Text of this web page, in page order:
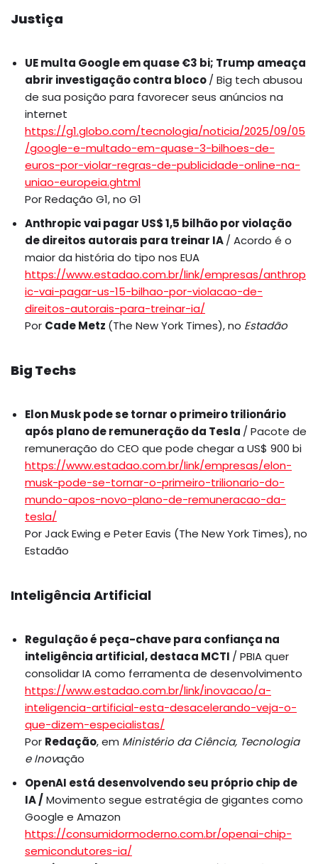
Justiça
UE multa Google em quase €3 bi; Trump ameaça
abrir investigação contra bloco/ Big tech abusou
de sua posição para favorecer seus anúncios na
internet
https://g1.globo.com/tecnologia/noticia/2025/09/05
/google-e-multado-em-quase-3-bilhoes-de-
euros-por-violar-regras-de-publicidade-online-na-
uniao-europeia.ghtml
Por Redação G1, no G1
Anthropic vai pagar US$ 1,5 bilhão por violação
de direitos autorais para treinar IA/ Acordo é o
maior da história do tipo nos EUA
https://www.estadao.com.br/link/empresas/anthrop
ic-vai-pagar-us-15-bilhao-por-violacao-de-
direitos-autorais-para-treinar-ia/
Por Cade Metz (The New York Times), no Estadão
Big Techs
Elon Musk pode se tornar o primeiro trilionário
após plano de remuneração da Tesla / Pacote de
remuneração do CEO que pode chegar a US$ 900 bi
https://www.estadao.com.br/link/empresas/elon-
musk-pode-se-tornar-o-primeiro-trilionario-do-
mundo-apos-novo-plano-de-remuneracao-da-
tesla/
Por Jack Ewing e Peter Eavis (The New York Times), no
Estadão
Inteligência Artificial
Regulação é peça-chave para confiança na
inteligência artificial, destaca MCTI / PBIA quer
consolidar IA como ferramenta de desenvolvimento
https://www.estadao.com.br/link/inovacao/a-
inteligencia-artificial-esta-desacelerando-veja-o-
que-dizem-especialistas/
Por Redação, em Ministério da Ciência, Tecnologia
e Inovação
OpenAI está desenvolvendo seu próprio chip de
IA / Movimento segue estratégia de gigantes como
Google e Amazon
https://consumidormoderno.com.br/openai-chip-
semicondutores-ia/